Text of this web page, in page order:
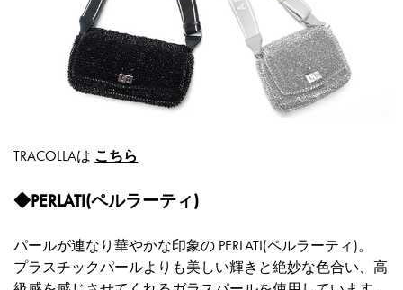
TRACOLLAは こちら
◆PERLATI(ペルラーティ)
パールが連なり華やかな印象の PERLATI(ペルラーティ)。
プラスチックパールよりも美しい輝きと絶妙な色合い、高